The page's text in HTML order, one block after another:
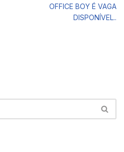
OFFICE BOY É VAGA
DISPONÍVEL..